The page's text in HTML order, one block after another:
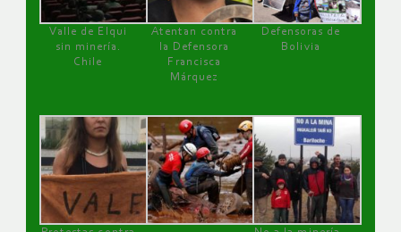
Valle de Elqui
sin minería.
Chile
Atentan contra
la Defensora
Francisca
Márquez
Defensoras de
Bolivia